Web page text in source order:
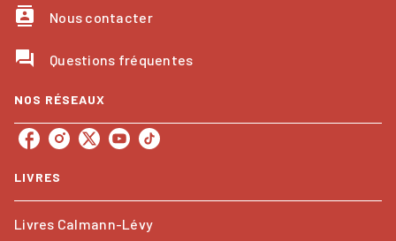
contacts Nous contacter
question_answer Questions fréquentes
NOS RÉSEAUX
LIVRES
Livres Calmann-Lévy